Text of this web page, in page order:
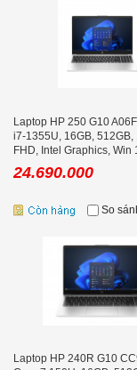
Laptop HP 250 G10
i7-1355U, 16GB, 512GB,
FHD, Intel Graphics, Win
24.690.000
So
Laptop HP 240R G10